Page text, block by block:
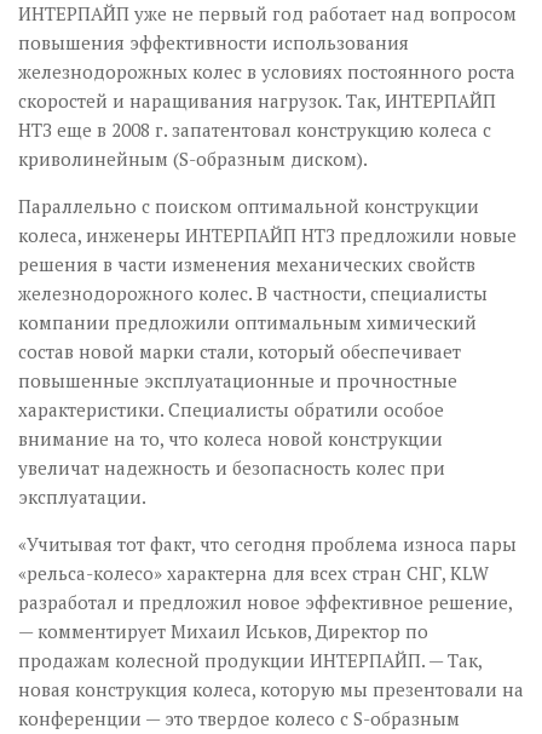
ИНТЕРПАЙП уже не первый год работает над вопросом
повышения эффективности использования
железнодорожных колес в условиях постоянного роста
скоростей и наращивания нагрузок. Так, ИНТЕРПАЙП
НТЗ еще в 2008 г. запатентовал конструкцию колеса с
криволинейным (S-образным диском).
Параллельно с поиском оптимальной конструкции
колеса, инженеры ИНТЕРПАЙП НТЗ предложили новые
решения в части изменения механических свойств
железнодорожного колес. В частности, специалисты
компании предложили оптимальным химический
состав новой марки стали, который обеспечивает
повышенные эксплуатационные и прочностные
характеристики. Специалисты обратили особое
внимание на то, что колеса новой конструкции
увеличат надежность и безопасность колес при
эксплуатации.
«Учитывая тот факт, что сегодня проблема износа пары
«рельса-колесо» характерна для всех стран СНГ, KLW
разработал и предложил новое эффективное решение,
— комментирует Михаил Иськов, Директор по
продажам колесной продукции ИНТЕРПАЙП. — Так,
новая конструкция колеса, которую мы презентовали на
конференции — это твердое колесо с S-образным